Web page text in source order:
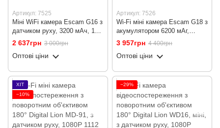
Артикул: 7525
Міні WiFi камера Escam G16 з
датчиком руху, 3200 мАч, 16
годин роботи
2 637грн 3 000грн
Оптові ціни
Артикул: 7526
Wi-Fi міні камера Escam G18 з
акумулятором 6200 мАг,
датчиком руху і нічним
підсвічуванням
3 957грн 4 400грн
Оптові ціни
ХІТ
−10%
−29%